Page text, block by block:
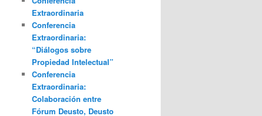
Extraordinaria
Conferencia
Extraordinaria:
“Diálogos sobre
Propiedad Intelectual”
Conferencia
Extraordinaria:
Colaboración entre
Fórum Deusto, Deusto